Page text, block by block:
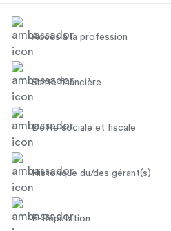
Accès à la profession
Santé financière
Dette sociale et fiscale
Historique du/des gérant(s)
E-Réputation